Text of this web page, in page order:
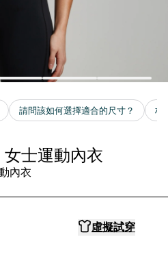
士運動內衣
內衣
虛擬試穿